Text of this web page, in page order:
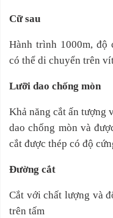
Cữ sau
Hành trình 1000m, độ
có thể di chuyển trên
Lưỡi dao chống mòn
Khả năng cắt ấn tượng
dao chống mòn và
cắt được thép có độ
Đường cắt
Cắt với chất lượng và
trên tấm